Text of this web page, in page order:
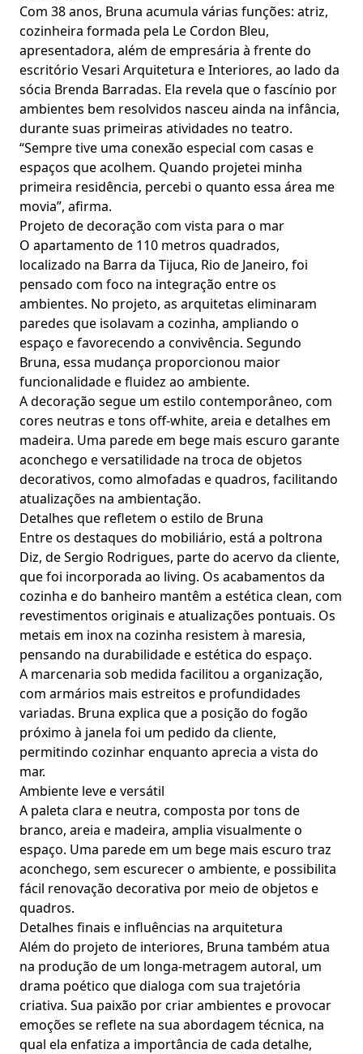
Com 38 anos, Bruna acumula várias funções: atriz,
cozinheira formada pela Le Cordon Bleu,
apresentadora, além de empresária à frente do
escritório Vesari Arquitetura e Interiores, ao lado da
sócia Brenda Barradas. Ela revela que o fascínio por
ambientes bem resolvidos nasceu ainda na infância,
durante suas primeiras atividades no teatro.
“Sempre tive uma conexão especial com casas e
espaços que acolhem. Quando projetei minha
primeira residência, percebi o quanto essa área me
movia”, afirma.
Projeto de decoração com vista para o mar
O apartamento de 110 metros quadrados,
localizado na Barra da Tijuca, Rio de Janeiro, foi
pensado com foco na integração entre os
ambientes. No projeto, as arquitetas eliminaram
paredes que isolavam a cozinha, ampliando o
espaço e favorecendo a convivência. Segundo
Bruna, essa mudança proporcionou maior
funcionalidade e fluidez ao ambiente.
A decoração segue um estilo contemporâneo, com
cores neutras e tons off-white, areia e detalhes em
madeira. Uma parede em bege mais escuro garante
aconchego e versatilidade na troca de objetos
decorativos, como almofadas e quadros, facilitando
atualizações na ambientação.
Detalhes que refletem o estilo de Bruna
Entre os destaques do mobiliário, está a poltrona
Diz, de Sergio Rodrigues, parte do acervo da cliente,
que foi incorporada ao living. Os acabamentos da
cozinha e do banheiro mantêm a estética clean, com
revestimentos originais e atualizações pontuais. Os
metais em inox na cozinha resistem à maresia,
pensando na durabilidade e estética do espaço.
A marcenaria sob medida facilitou a organização,
com armários mais estreitos e profundidades
variadas. Bruna explica que a posição do fogão
próximo à janela foi um pedido da cliente,
permitindo cozinhar enquanto aprecia a vista do
mar.
Ambiente leve e versátil
A paleta clara e neutra, composta por tons de
branco, areia e madeira, amplia visualmente o
espaço. Uma parede em um bege mais escuro traz
aconchego, sem escurecer o ambiente, e possibilita
fácil renovação decorativa por meio de objetos e
quadros.
Detalhes finais e influências na arquitetura
Além do projeto de interiores, Bruna também atua
na produção de um longa-metragem autoral, um
drama poético que dialoga com sua trajetória
criativa. Sua paixão por criar ambientes e provocar
emoções se reflete na sua abordagem técnica, na
qual ela enfatiza a importância de cada detalhe,